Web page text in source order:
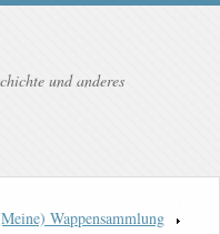
und anderes
Wappensammlung